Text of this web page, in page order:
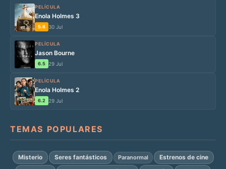
PELÍCULA
Enola Holmes 3
5.6 30 Jul
PELÍCULA
Jason Bourne
6.5 29 Jul
PELÍCULA
Enola Holmes 2
6.2 29 Jul
TEMAS POPULARES
Misterio Seres fantásticos Paranormal
Estrenos de cine